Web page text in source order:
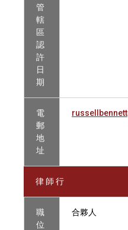
管
轄
區
認
許
日
期
電
郵
地
址
律 師 行
職
位
合夥人